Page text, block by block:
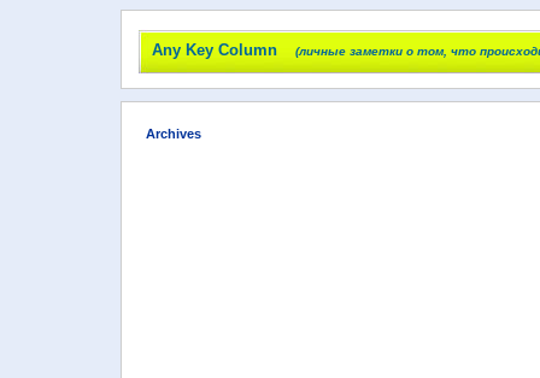
Any Key Column (личные заметки о том, что
Archives